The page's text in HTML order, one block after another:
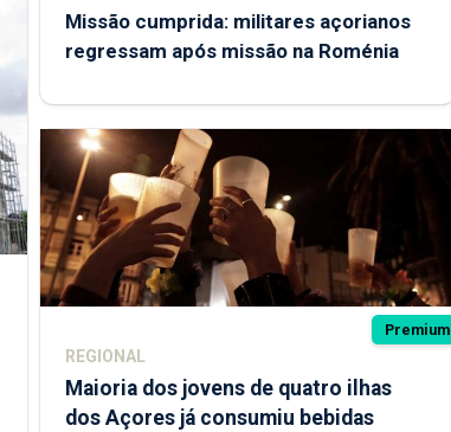
Missão cumprida: militares açorianos
regressam após missão na Roménia
Premium
REGIONAL
Maioria dos jovens de quatro ilhas
dos Açores já consumiu bebidas